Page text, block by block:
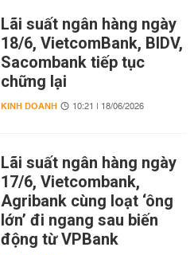
Lãi suất ngân hàng ngày
18/6, VietcomBank, BIDV,
Sacombank tiếp tục
chững lại
KINH DOANH 10:21 | 18/06/2026
Lãi suất ngân hàng ngày
17/6, Vietcombank,
Agribank cùng loạt ‘ông
lớn’ đi ngang sau biến
động từ VPBank